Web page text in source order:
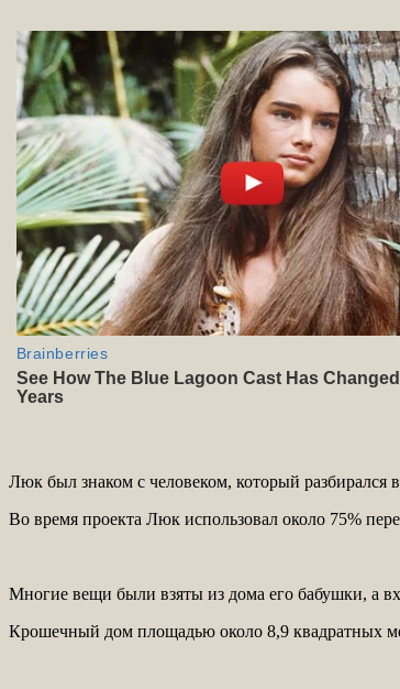
Люк был знаком с человеком, который разбирался
Во время проекта Люк использовал около 75%
Многие вещи были взяты из дома его бабушки, а
Крошечный дом площадью около 8,9 квадратных